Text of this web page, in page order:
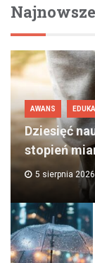
Najnowsze
AWANS
Dziesięć
stopień
5 sierpnia 2026